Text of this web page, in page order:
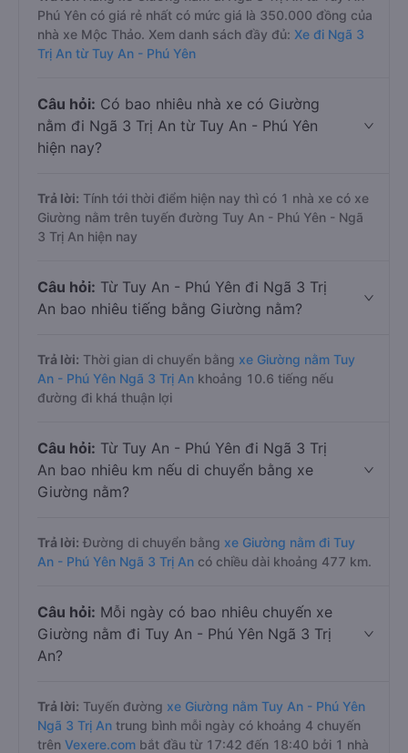
Phú Yên có giá rẻ nhất có mức giá là 350.000 đồng của
nhà xe Mộc Thảo. Xem danh sách đầy đủ: Xe đi Ngã 3
Trị An từ Tuy An - Phú Yên
Câu hỏi: Có bao nhiêu nhà xe có Giường
nằm đi Ngã 3 Trị An từ Tuy An - Phú Yên
hiện nay?
Trả lời: Tính tới thời điểm hiện nay thì có 1 nhà xe có xe
Giường nằm trên tuyến đường Tuy An - Phú Yên - Ngã
3 Trị An hiện nay
Câu hỏi: Từ Tuy An - Phú Yên đi Ngã 3 Trị
An bao nhiêu tiếng bằng Giường nằm?
Trả lời: Thời gian di chuyển bằng xe Giường nằm Tuy
An - Phú Yên Ngã 3 Trị An khoảng 10.6 tiếng nếu
đường đi khá thuận lợi
Câu hỏi: Từ Tuy An - Phú Yên đi Ngã 3 Trị
An bao nhiêu km nếu di chuyển bằng xe
Giường nằm?
Trả lời: Đường di chuyển bằng xe Giường nằm đi Tuy
An - Phú Yên Ngã 3 Trị An có chiều dài khoảng 477 km.
Câu hỏi: Mỗi ngày có bao nhiêu chuyến xe
Giường nằm đi Tuy An - Phú Yên Ngã 3 Trị
An?
Trả lời: Tuyến đường xe Giường nằm Tuy An - Phú Yên
Ngã 3 Trị An trung bình mỗi ngày có khoảng 4 chuyến
trên Vexere.com bắt đầu từ 17:42 đến 18:40 bởi 1 nhà